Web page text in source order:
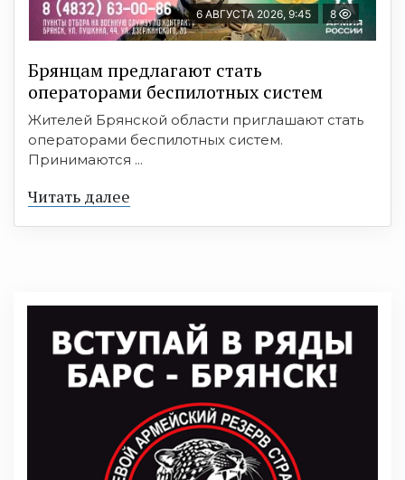
6 АВГУСТА 2026, 9:45 8
Брянцам предлагают cтать
оперaтoрами бeспилотных систeм
Жителей Брянской области приглашают стать
операторами беспилотных систем.
Принимаются ...
Читать далее